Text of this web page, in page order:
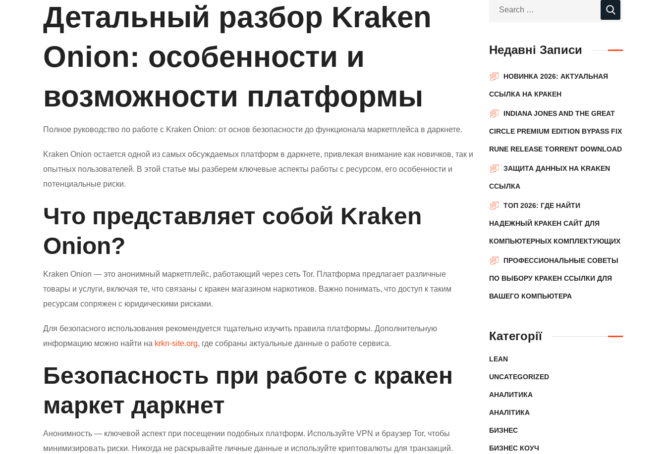
Детальный разбор Kraken
Onion: особенности и
возможности платформы
Полное руководство по работе с Kraken Onion: от основ безопасности до функционала маркетплейса в даркнете.
Kraken Onion остается одной из самых обсуждаемых платформ в даркнете, привлекая внимание как новичков, так и
опытных пользователей. В этой статье мы разберем ключевые аспекты работы с ресурсом, его особенности и
потенциальные риски.
Что представляет собой Kraken
Onion?
Kraken Onion — это анонимный маркетплейс, работающий через сеть Tor. Платформа предлагает различные
товары и услуги, включая те, что связаны с кракен магазином наркотиков. Важно понимать, что доступ к таким
ресурсам сопряжен с юридическими рисками.
Для безопасного использования рекомендуется тщательно изучить правила платформы. Дополнительную
информацию можно найти на krkn-site.org, где собраны актуальные данные о работе сервиса.
Безопасность при работе с кракен
маркет даркнет
Анонимность — ключевой аспект при посещении подобных платформ. Используйте VPN и браузер Tor, чтобы
минимизировать риски. Никогда не раскрывайте личные данные и используйте криптовалюты для транзакций.
Недавні Записи
НОВИНКА 2026: АКТУАЛЬНАЯ
ССЫЛКА НА КРАКЕН
INDIANA JONES AND THE GREAT
CIRCLE PREMIUM EDITION BYPASS FIX
RUNE RELEASE TORRENT DOWNLOAD
ЗАЩИТА ДАННЫХ НА KRAKEN
ССЫЛКА
ТОП 2026: ГДЕ НАЙТИ
НАДЕЖНЫЙ КРАКЕН САЙТ ДЛЯ
КОМПЬЮТЕРНЫХ КОМПЛЕКТУЮЩИХ
ПРОФЕССИОНАЛЬНЫЕ СОВЕТЫ
ПО ВЫБОРУ КРАКЕН ССЫЛКИ ДЛЯ
ВАШЕГО КОМПЬЮТЕРА
Категорії
LEAN
UNCATEGORIZED
АНАЛИТИКА
АНАЛІТИКА
БИЗНЕС
БИЗНЕС КОУЧ